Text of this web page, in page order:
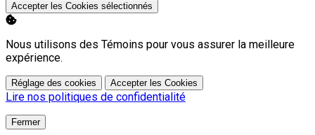
Accepter les Cookies sélectionnés
Nous utilisons des Témoins pour vous assurer la meilleure
expérience.
Réglage des cookies Accepter les Cookies
Lire nos politiques de confidentialité
Fermer